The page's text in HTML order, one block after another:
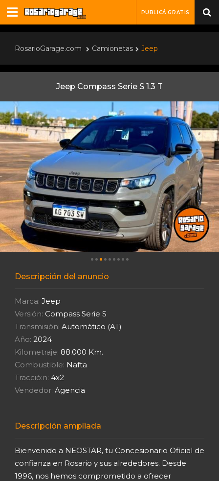
PUBLICÁ GRATIS
RosarioGarage.com Camionetas Jeep
Jeep Compass Serie S 1.3 T
Descripción del anuncio
Marca: Jeep
Versión: Compass Serie S
Transmisión: Automático (AT)
Año: 2024
Kilometraje: 88.000 Km.
Combustible: Nafta
Tracció:n: 4x2
Vendedor: Agencia
Descripción ampliada
Bienvenido a NEOSTAR, tu Concesionario Oficial de
confianza en Rosario y sus alrededores. Desde
1996, nos hemos comprometido a ofrecer